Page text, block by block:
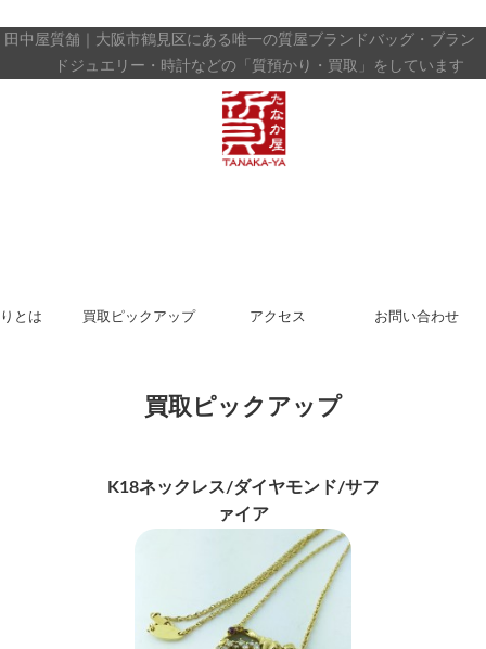
田中屋質舗｜大阪市鶴見区にある唯一の質屋ブランドバッグ・ブラン
ドジュエリー・時計などの「質預かり・買取」をしています
とは 買取ピックアップ アクセス お問い合わせ
買取ピックアップ
K18ネックレス/ダイヤモンド/サフ
ァイア